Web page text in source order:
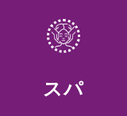
サロン
適性を高める - モダ
機能と組み合わせ
国に変えます, スタ
スパ